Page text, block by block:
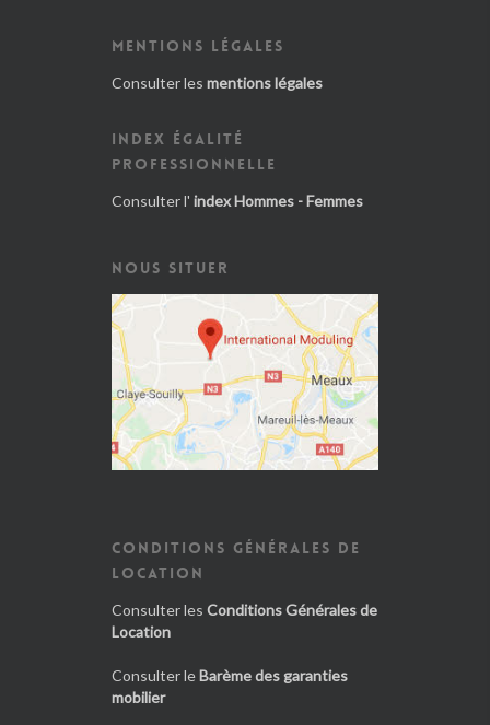
MENTIONS LÉGALES
Consulter les mentions légales
INDEX ÉGALITÉ
PROFESSIONNELLE
Consulter l' index Hommes - Femmes
NOUS SITUER
CONDITIONS GÉNÉRALES DE
LOCATION
Consulter les Conditions Générales de
Location
Consulter le Barème des garanties
mobilier